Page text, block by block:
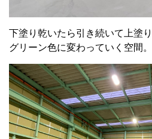
下塗り乾いたら引き続いて上塗
グリーン色に変わっていく空間。